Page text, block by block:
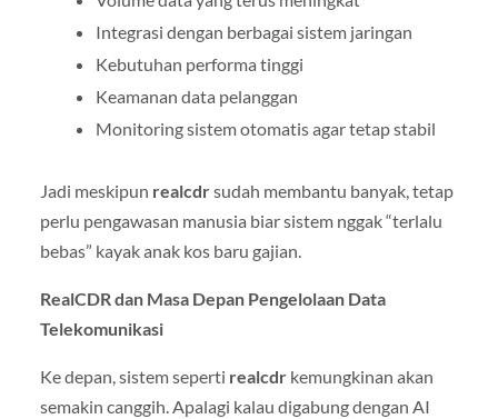
Integrasi dengan berbagai sistem jaringan
Kebutuhan performa tinggi
Keamanan data pelanggan
Monitoring sistem otomatis agar tetap stabil
Jadi meskipun realcdrsudah membantu banyak, tetap
perlu pengawasan manusia biar sistem nggak “terlalu
bebas” kayak anak kos baru gajian.
RealCDR dan Masa Depan Pengelolaan Data
Telekomunikasi
Ke depan, sistem seperti realcdrkemungkinan akan
semakin canggih. Apalagi kalau digabung dengan AI